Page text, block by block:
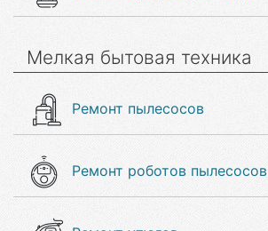
Мелкая бытовая техника
Ремонт пылесосов
Ремонт роботов пылесосов